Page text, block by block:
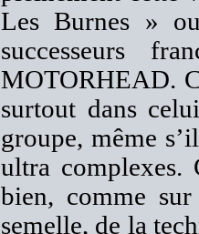
Les Burnes »
successeurs
MOTORHEAD.
surtout dans
groupe, même
ultra complexes.
bien, comme
semelle, de la